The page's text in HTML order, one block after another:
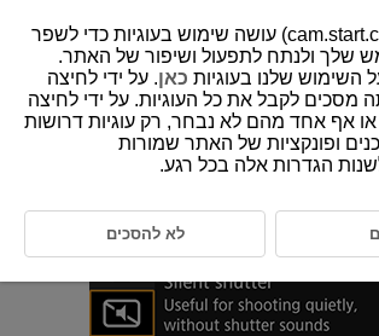
שקטה, ניתן לצלם ללא צפצופים או צלילי שחרור
האתר הזה (cam.start.canon) עושה שימוש בעוגיות כדי לשפר
שלך ולנתח לתפעול ושיפור של האתר.
השימוש שלנו בעוגיות כאן. על ידי לחיצה
מסכים לקבל את כל העוגיות. על ידי לחיצה
או אף אחד מהם לא נבחר, רק עוגיות דרושות
ופונקציות של האתר שמורות
הגדרות אלה בכל רגע.
לא להסכים